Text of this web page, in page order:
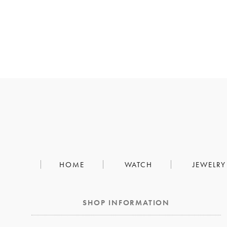
HOME WATCH JEWELRY
SHOP INFORMATION